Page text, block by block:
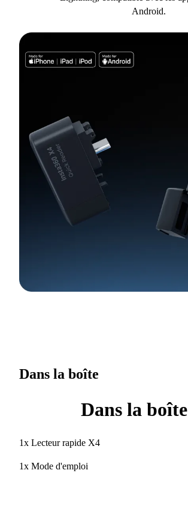
Android.
Dans la boîte
Dans la boîte
1x Lecteur rapide X4
1x Mode d'emploi